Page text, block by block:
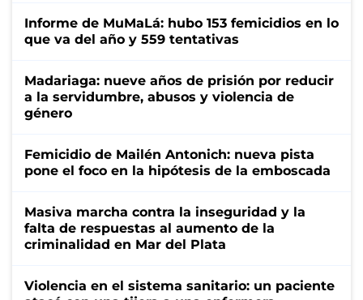
Informe de MuMaLá: hubo 153 femicidios en lo
que va del año y 559 tentativas
Madariaga: nueve años de prisión por reducir
a la servidumbre, abusos y violencia de
género
Femicidio de Mailén Antonich: nueva pista
pone el foco en la hipótesis de la emboscada
Masiva marcha contra la inseguridad y la
falta de respuestas al aumento de la
criminalidad en Mar del Plata
Violencia en el sistema sanitario: un paciente